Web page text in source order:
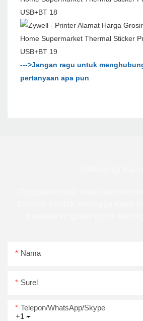
--->Jangan ragu untuk
pertanyaan apa pun
Nama
Surel
+1
Telepon/WhatsApp/Skype